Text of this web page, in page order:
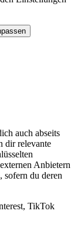
auch abseits
dir relevante
Anbietern
sofern du deren
TikTok